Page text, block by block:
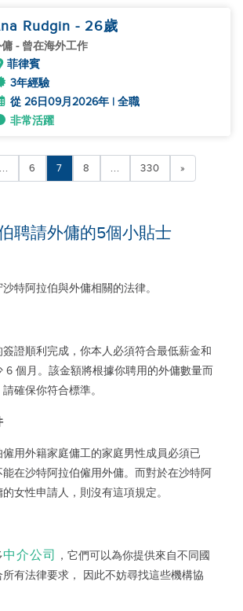
Rudgin - 26歲
- 曾在海外工作
菲律賓
3年經驗
從 26日09月2026年 | 全職
非常活躍
... 6 7 8 ... 330 »
聘請外傭的5個小貼士
特阿拉伯與外傭相關的法律。
證順利完成，你本人必須符合最低薪金和
6 個月。該金額將根據你聘用的外傭數量而
確保你符合標準。
用外籍家庭傭工的家庭男性成員必須已
在沙特阿拉伯僱用外傭。而對於在沙特阿
女性申請人，則沒有這項規定。
中介公司
，它們可以為你提供來自不同國
有法律要求，
因此不妨尋找這些機構協